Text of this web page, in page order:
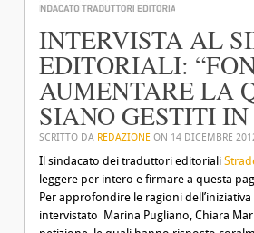
INTERVISTA AL
EDITORIALI:
AUMENTARE LA
SIANO GESTITI
SCRITTO DA REDAZIONE ON 14 DICEMBRE
Il sindacato dei traduttori editoriali
leggere per intero e firmare a questa
Per approfondire le ragioni
intervistato Marina Pugliano, Chiara